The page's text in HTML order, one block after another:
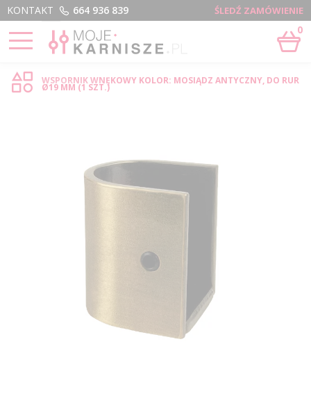
Menu
KONTAKT ŚLEDŹ ZAMÓWIENIE
664 936 839
0
STRONA GŁÓWNA › WNĘKOWY - SKLEP INTERNETOWY
WSPORNIK WNĘKOWY KOLOR: MOSIĄDZ ANTYCZNY, DO RUR
Ø19 MM (1 SZT.)